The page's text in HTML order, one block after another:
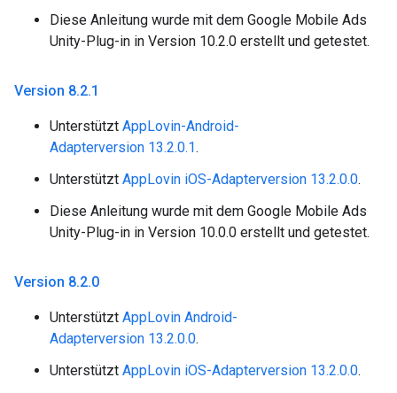
Diese Anleitung wurde mit dem Google Mobile Ads
Unity-Plug-in in Version 10.2.0 erstellt und getestet.
Version 8.2.1
Unterstützt AppLovin-Android-
Adapterversion 13.2.0.1.
Unterstützt AppLovin iOS-Adapterversion 13.2.0.0.
Diese Anleitung wurde mit dem Google Mobile Ads
Unity-Plug-in in Version 10.0.0 erstellt und getestet.
Version 8.2.0
Unterstützt AppLovin Android-
Adapterversion 13.2.0.0.
Unterstützt AppLovin iOS-Adapterversion 13.2.0.0.